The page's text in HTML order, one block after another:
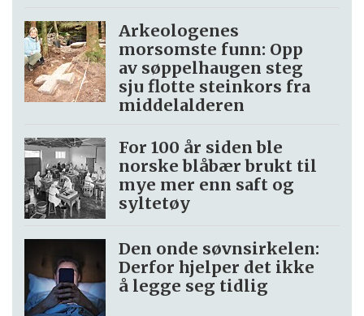
Arkeologenes
morsomste funn: Opp
av søppel­haugen steg
sju flotte steinkors fra
middelalderen
For 100 år siden ble
norske blåbær brukt til
mye mer enn saft og
syltetøy
Den onde søvnsirkelen:
Derfor hjelper det ikke
å legge seg tidlig